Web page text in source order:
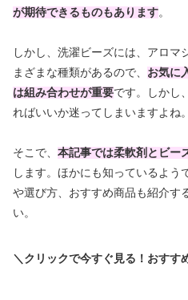
が期待できるものもあります。
しかし、洗濯ビーズには、アロマ
まざまな種類があるので、 お気に
は組み合わせが重要です。しかし
ればいいか迷ってしまいますよね。
そこで、 本記事では柔軟剤とビー
します。ほかにも知っているよう
や選び方、おすすめ商品も紹介す
い。
＼クリックで今すぐ見る！おすす